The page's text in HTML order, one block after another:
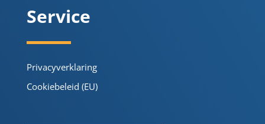
Service
Privacyverklaring
Cookiebeleid (EU)